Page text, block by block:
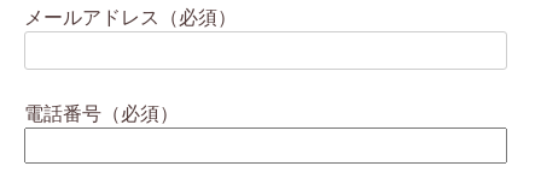
メールアドレス（必須）
電話番号（必須）